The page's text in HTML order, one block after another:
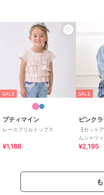
SALE
プティマイン
レースフリルトップス
¥1,188
SALE
ピンク
【セット
ムシャツ
¥2,195